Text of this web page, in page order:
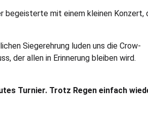
begeisterte mit einem kleinen Konzert,
Siegerehrung luden uns die Crow-
der allen in Erinnerung bleiben wird.
Turnier. Trotz Regen einfach